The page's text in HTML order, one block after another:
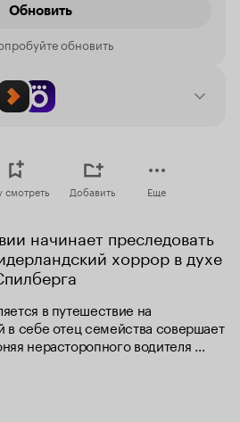
Обновить
обновить
смотреть Добавить Еще
начинает преследовать
хоррор в духе
в путешествие на
в себе отец семейства совершает
нерасторопного водителя
не остается
начинает преследование